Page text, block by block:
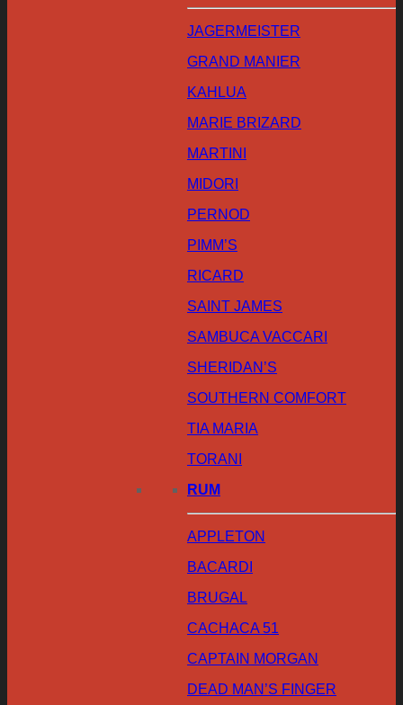
JAGERMEISTER
GRAND MANIER
KAHLUA
MARIE BRIZARD
MARTINI
MIDORI
PERNOD
PIMM’S
RICARD
SAINT JAMES
SAMBUCA VACCARI
SHERIDAN’S
SOUTHERN COMFORT
TIA MARIA
TORANI
RUM
APPLETON
BACARDI
BRUGAL
CACHACA 51
CAPTAIN MORGAN
DEAD MAN’S FINGER